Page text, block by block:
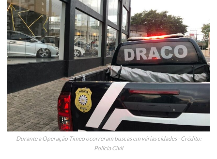
Durante a Operação Timeo ocorreram buscas em várias cidades - Crédito:
Polícia Civil